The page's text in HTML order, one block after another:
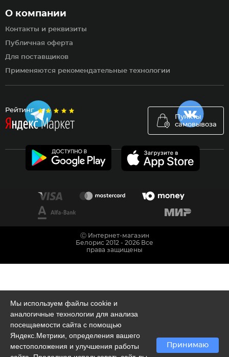
Рейтинг
Пункты
самовывоза
О компании
Контакты и реквизиты
Публичная оферта
Для поставщиков
Применяются рекомендательные технологии
Мы используем файлы cookie и
аналогичные технологии для анализа
посещаемости сайта с помощью
Яндекс.Метрики, определения вашего
местоположения и улучшения работы
Принимаю
Ⓒ Интернет-магазин
Белорис 2012 - 2026 Все
права защищены